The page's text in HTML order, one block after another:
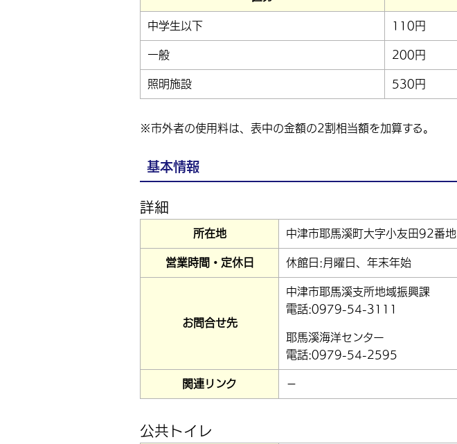
中学生以下 110円
一般 200円
照明施設 530円
※市外者の使用料は、表中の金額の2割相当額を加算する。
基本情報
詳細
所在地 中津市耶馬溪町大字小友田92番地
営業時間・定休日 休館日:月曜日、年末年始
お問合せ先
中津市耶馬溪支所地域振興課
電話:0979-54-3111
耶馬溪海洋センター
電話:0979-54-2595
関連リンク －
公共トイレ